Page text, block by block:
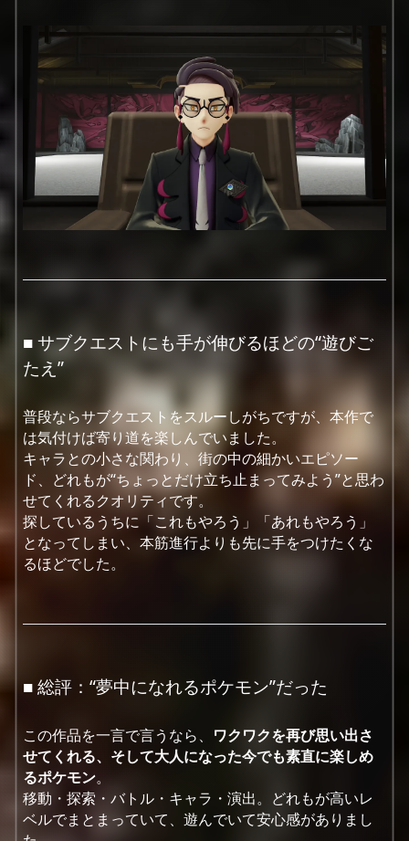
■ サブクエストにも手が伸びるほどの“遊びご
たえ”
普段ならサブクエストをスルーしがちですが、本作で
は気付けば寄り道を楽しんでいました。
キャラとの小さな関わり、街の中の細かいエピソー
ド、どれもが“ちょっとだけ立ち止まってみよう”と思わ
せてくれるクオリティです。
探しているうちに「これもやろう」「あれもやろう」
となってしまい、本筋進行よりも先に手をつけたくな
るほどでした。
■ 総評：“夢中になれるポケモン”だった
この作品を一言で言うなら、 ワクワクを再び思い出さ
せてくれる、そして大人になった今でも素直に楽しめ
るポケモン。
移動・探索・バトル・キャラ・演出。どれもが高いレ
ベルでまとまっていて、遊んでいて安心感がありまし